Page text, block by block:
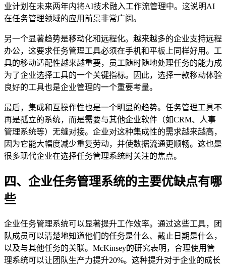
业计划在未来两年内将AI技术融入工作流管理中。这说明AI
在任务管理领域的应用前景非常广阔。
另一个显著趋势是移动化和远程化。越来越多的企业支持远程
办公，这要求任务管理工具必须在手机和平板上同样好用。工
具的移动适配性越来越重要，员工随时随地处理任务的能力成
为了企业选择工具的一个关键指标。因此，选择一款移动体验
良好的工具也是企业管理的一个重要考量。
最后，集成和互操作性也是一个明显的趋势。任务管理工具不
再是孤立的系统，而是需要与其他企业软件（如CRM、人事
管理系统等）无缝对接。企业对这种集成性的需求越来越高，
因为它能大幅度减少重复劳动，并使数据流通更顺畅。这也是
很多现代企业在选择任务管理系统时关注的焦点。
四、企业任务管理系统的主要优缺点有哪
些
企业任务管理系统可以显著提升工作效率。通过这些工具，团
队成员可以清楚地知道他们的任务是什么、截止日期是什么，
以及与其他任务的关联。McKinsey的研究表明，合理使用管
理系统可以让团队生产力提升20%。这种提升对于企业的成长